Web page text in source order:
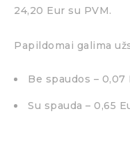
24,20 Eur su PVM.
Papildomai galima
Be spaudos –
Su spauda – 0,65